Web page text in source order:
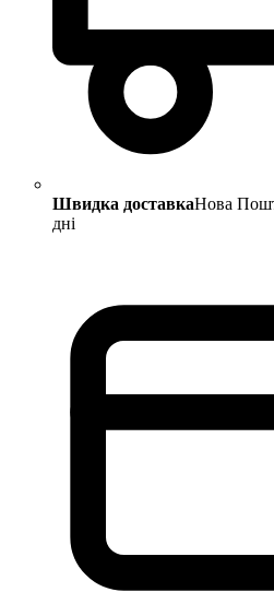
Швидка доставкаНова
дні